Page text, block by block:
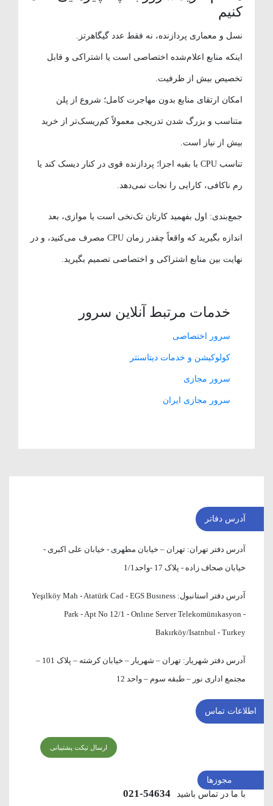
کنیم
نسل و معماری پردازنده، نه فقط عدد گیگاهرتز.
اینکه منابع اعلام‌شده اختصاصی است یا اشتراکی و قابل
تخصیص بیش از ظرفیت.
امکان ارتقای منابع بدون مهاجرت کامل؛ شروع از پلن
متناسب و بزرگ شدن تدریجی معمولاً کم‌ریسک‌تر از خرید
بیش از نیاز است.
تناسب CPU با بقیه اجزا؛ پردازنده قوی در کنار دیسک کند یا
رم ناکافی، کارایی را نجات نمی‌دهد.
جمع‌بندی: اول بفهمید کارتان تک‌نخی است یا موازی، بعد
اندازه بگیرید که واقعاً چقدر زمان CPU مصرف می‌کنید، و در
نهایت بین منابع اشتراکی و اختصاصی تصمیم بگیرید.
خدمات مرتبط آنلاین سرور
سرور اختصاصی
کولوکیشن و خدمات دیتاسنتر
سرور مجازی
سرور مجازی ایران
آدرس دفاتر
آدرس دفتر تهران: تهران – خیابان مطهری - خیابان علی اکبری -
خیابان صحاف زاده - پلاک 17 -واحد1/1
آدرس دفتر استانبول: Yeşılköy Mah - Atatürk Cad - EGS Busıness
Park - Apt No 12/1 - Onlıne Server Telekomünıkasyon -
Bakırköy/Isatnbul - Turkey
آدرس دفتر شهریار:
تهران – شهریار – خیابان کرشته – پلاک 101 –
مجتمع اداری نور – طبقه سوم – واحد 12
اطلاعات تماس
ارسال تیکت پشتیبانی
با ما در تماس باشید 54634-021
مجوزها